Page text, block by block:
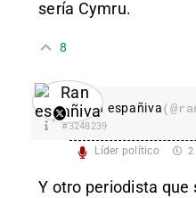
sería Cymru.
8
Ran españiva
#3248239
Líder político 2
Y otro periodista que